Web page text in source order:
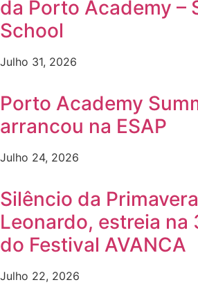
da Porto Academy –
School
Julho 31, 2026
Porto Academy
arrancou na ESAP
Julho 24, 2026
Silêncio da
Leonardo, estreia na
do Festival AVANCA
Julho 22, 2026